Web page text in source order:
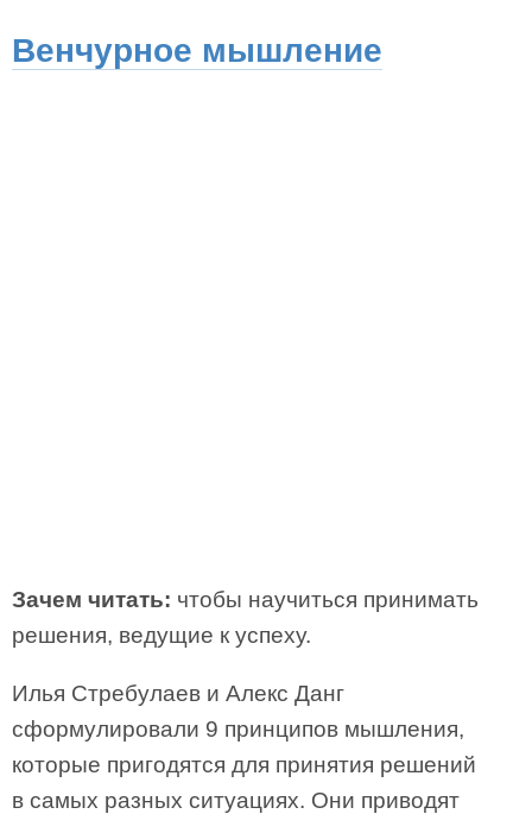
Венчурное мышление
Зачем читать: чтобы научиться принимать
решения, ведущие к успеху.
Илья Стребулаев и Алекс Данг
сформулировали 9 принципов мышления,
которые пригодятся для принятия решений
в самых разных ситуациях. Они приводят